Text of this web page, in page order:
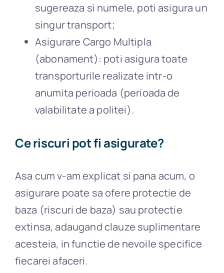
sugereaza si numele, poti asigura un
singur transport;
Asigurare Cargo Multipla
(abonament): poti asigura toate
transporturile realizate intr-o
anumita perioada (perioada de
valabilitate a politei).
Ce riscuri pot fi asigurate?
Asa cum v-am explicat si pana acum, o
asigurare poate sa ofere protectie de
baza (riscuri de baza) sau protectie
extinsa, adaugand clauze suplimentare
acesteia, in functie de nevoile specifice
fiecarei afaceri.